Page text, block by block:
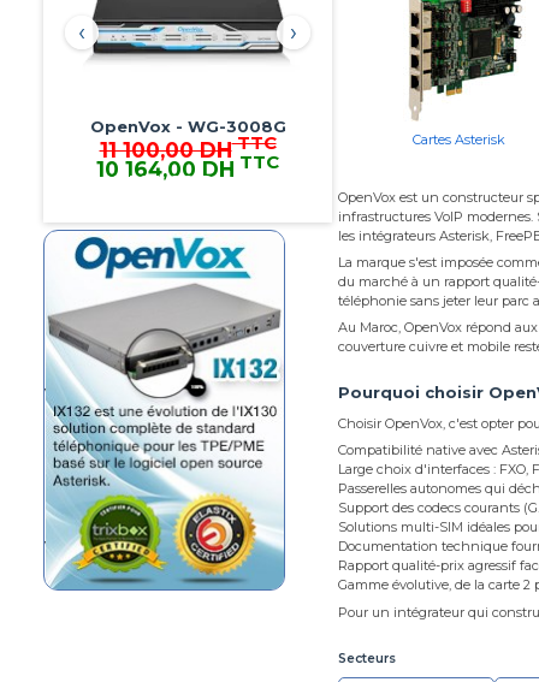
OpenVox - DGW-L304
14 123,28 DHTTC
13 496,34 DH TTC
13 496,34 DH TTC
‹ ›
IPPBX complèt Elastix avec 2
ouverture 2 carte PCIe
Openvox maroc
Openvox IX132
VoxStack Module de Passerelle
4 GSM Channels
Openvox Maroc Openvox
Openvox VS-GWM400G
VoIP GSM Gateway 4 GSM
Channels
Cartes Asterisk
OpenVox est un constructeur
infrastructures VoIP modernes.
les intégrateurs Asterisk,
La marque s'est imposée
du marché à un rapport
téléphonie sans jeter leur parc
Au Maroc, OpenVox répond
couverture cuivre et mobile
Pourquoi choisir
Choisir OpenVox, c'est opter
Compatibilité native avec
Large choix d'interfaces : FXO,
Passerelles autonomes qui
Support des codecs courants
Solutions multi-SIM idéales
Documentation technique
Rapport qualité-prix agressif
Gamme évolutive, de la carte 2
Pour un intégrateur qui
Secteurs